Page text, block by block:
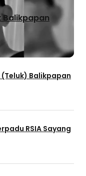
Balikpapan
Balikpapan
RSIA Sayang